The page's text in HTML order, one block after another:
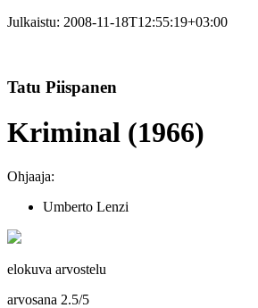
Julkaistu: 2008-11-18T12:55:19+03:00
Tatu Piispanen
Kriminal (1966)
Ohjaaja:
Umberto Lenzi
elokuva arvostelu
arvosana 2.5/5